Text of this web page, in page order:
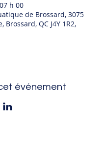
h 00
de Brossard, 3075
Brossard, QC J4Y 1R2,
événement